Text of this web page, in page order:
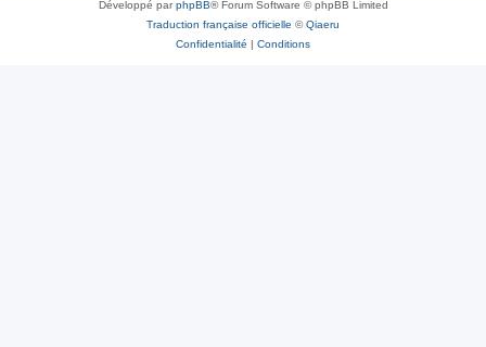
Développé parphpBB® Forum Software © phpBB Limited
Traduction française officielle ©Qiaeru
Confidentialité | Conditions